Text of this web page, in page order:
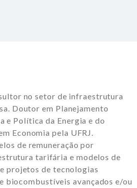
no setor de infraestrutura
Doutor em Planejamento
e Política da Energia e do
Economia pela UFRJ.
de remuneração por
tarifária e modelos de
projetos de tecnologias
avançados e/ou